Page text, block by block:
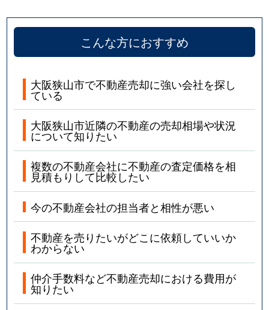
こんな方におすすめ
大阪狭山市で不動産売却に強い会社を探し
ている
大阪狭山市近隣の不動産の売却相場や状況
について知りたい
複数の不動産会社に不動産の査定価格を相
見積もりして比較したい
今の不動産会社の担当者と相性が悪い
不動産を売りたいがどこに依頼していいか
わからない
仲介手数料など不動産売却における費用が
知りたい